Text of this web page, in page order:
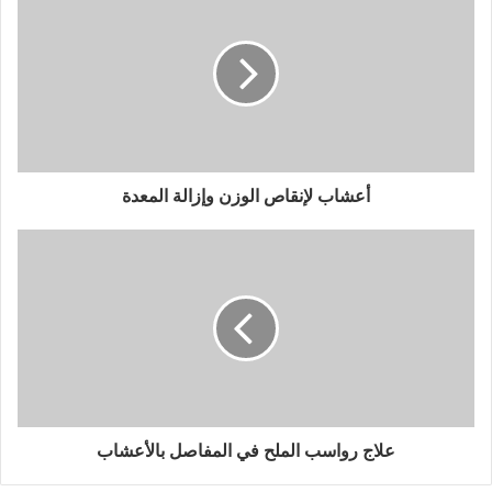
أعشاب لإنقاص الوزن وإزالة المعدة
علاج رواسب الملح في المفاصل بالأعشاب